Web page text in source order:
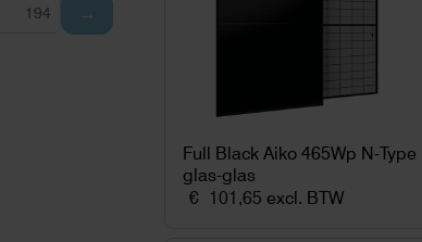
→
Full Black Aiko 465Wp N-Type
glas-glas
€ 101,65 excl. BTW